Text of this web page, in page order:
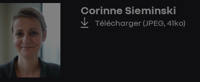
Corinne Sieminski
Télécharger (JPEG, 41ko)